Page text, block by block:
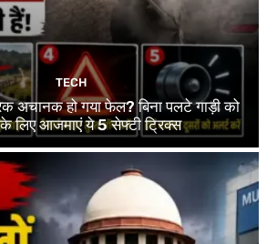
TECH
अचानक हो गया फेल? बिना पलटे गाड़ी को
लिए आजमाएं ये 5 सेफ्टी ट्रिक्स